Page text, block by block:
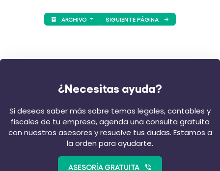
ARCHIVO SIGUIENTE PÁGINA
¿Necesitas ayuda?
Si deseas saber más sobre temas legales, contables y
fiscales de tu empresa, agenda una consulta gratuita
con nuestros asesores y resuelve tus dudas. Estamos a
la orden para ayudarte.
ASESORÍA GRATUITA